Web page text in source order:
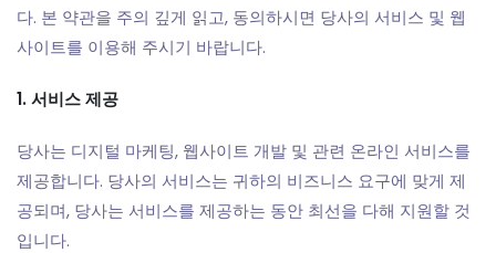
다. 본 약관을 주의 깊게 읽고, 동의하시면 당사의 서비스 및 웹
사이트를 이용해 주시기 바랍니다.
1. 서비스 제공
당사는 디지털 마케팅, 웹사이트 개발 및 관련 온라인 서비스를
제공합니다. 당사의 서비스는 귀하의 비즈니스 요구에 맞게 제
공되며, 당사는 서비스를 제공하는 동안 최선을 다해 지원할 것
입니다.